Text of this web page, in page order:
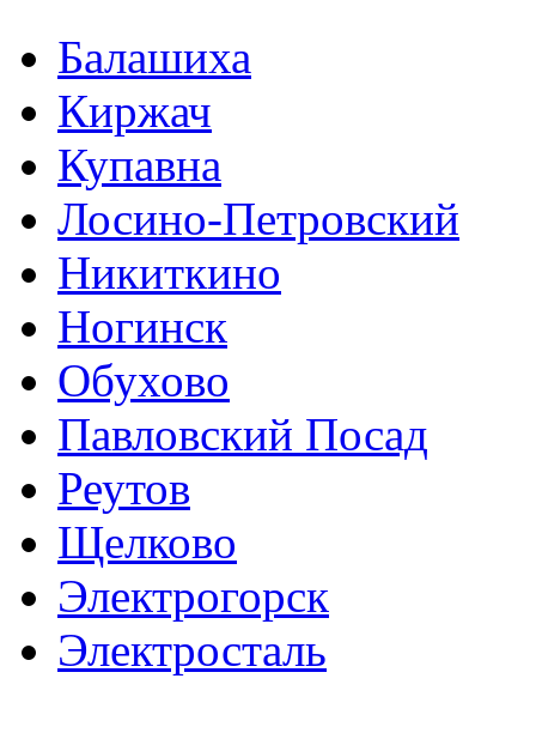
Балашиха
Киржач
Купавна
Лосино-Петровский
Никиткино
Ногинск
Обухово
Павловский Посад
Реутов
Щелково
Электрогорск
Электросталь